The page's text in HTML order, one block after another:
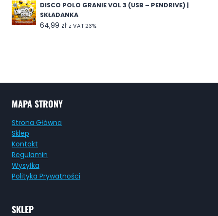
DISCO POLO GRANIE VOL 3 (USB – PENDRIVE) |
SKŁADANKA
64,99 zł z VAT 23%
MAPA STRONY
Strona Główna
Sklep
Kontakt
Regulamin
Wysyłka
Polityka Prywatności
SKLEP